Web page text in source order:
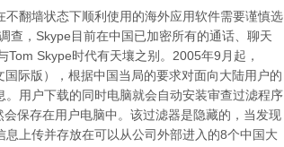
翻墙状态下顺利使用的海外应用软件需要谨慎选
查，Skype目前在中国已加密所有的通话、聊天
Tom Skype时代有天壤之别。2005年9月起，
际版），根据中国当局的要求对面向大陆用户的
用户下载的同时电脑就会自动安装审查过滤程序
保存在用户电脑中。该过滤器是隐藏的，当发现
上传并存放在可以从公司外部进入的8个中国大